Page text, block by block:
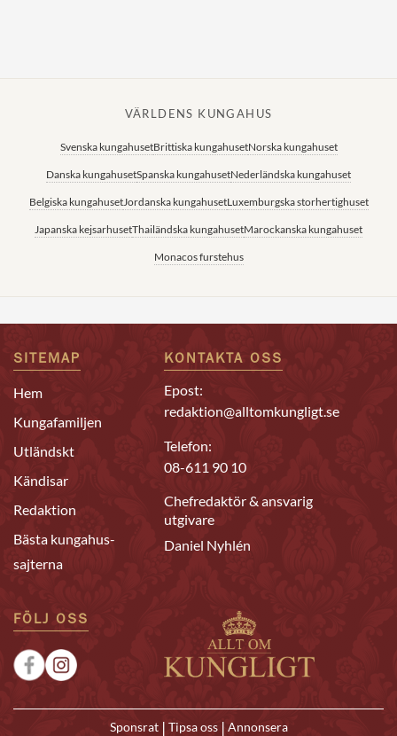
VÄRLDENS KUNGAHUS
Svenska kungahusetBrittiska kungahusetNorska kungahuset
Danska kungahusetSpanska kungahusetNederländska kungahuset
Belgiska kungahusetJordanska kungahusetLuxemburgska storhertighuset
Japanska kejsarhusetThailändska kungahusetMarockanska kungahuset
Monacos furstehus
SITEMAP
Hem
Kungafamiljen
Utländskt
Kändisar
Redaktion
Bästa kungahus-
sajterna
KONTAKTA OSS
Epost:
redaktion@alltomkungligt.se
Telefon:
08-611 90 10
Chefredaktör & ansvarig
utgivare
Daniel Nyhlén
FÖLJ OSS
Sponsrat | Tipsa oss | Annonsera